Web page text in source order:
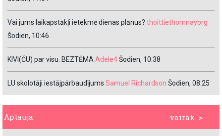
Vai jums laikapstākļi ietekmē dienas plānus? thoittiethomnayorg
Šodien, 10:46
KIVI(ČU) par visu. BEZTĒMAAdele4Šodien, 10:38
LU skolotāji iestājpārbaudījums Samuel Richardson Šodien, 08:25
vairāk >
Aptauja